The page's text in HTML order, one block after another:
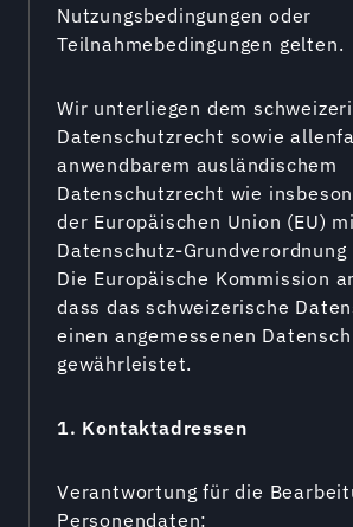
Nutzungsbedingungen oder
Teilnahmebedingungen gelten.
Wir unterliegen dem
Datenschutzrecht sowie
anwendbarem ausländischem
Datenschutzrecht wie
der Europäischen Union (EU)
Datenschutz-Grundverordnung
Die Europäische Kommission
dass das schweizerische
einen angemessenen
gewährleistet.
1. Kontaktadressen
Verantwortung für die
Personendaten: